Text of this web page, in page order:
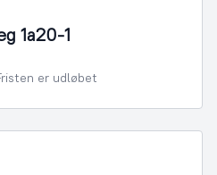
1a20-1
er udløbet